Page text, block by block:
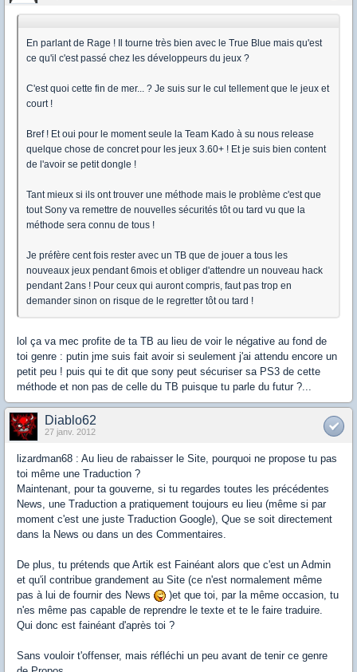
En parlant de Rage ! Il tourne très bien avec le True Blue mais qu'est
ce qu'il c'est passé chez les développeurs du jeux ?
C'est quoi cette fin de mer... ? Je suis sur le cul tellement que le jeux et
court !
Bref ! Et oui pour le moment seule la Team Kado à su nous release
quelque chose de concret pour les jeux 3.60+ ! Et je suis bien content
de l'avoir se petit dongle !
Tant mieux si ils ont trouver une méthode mais le problème c'est que
tout Sony va remettre de nouvelles sécurités tôt ou tard vu que la
méthode sera connu de tous !
Je préfère cent fois rester avec un TB que de jouer a tous les
nouveaux jeux pendant 6mois et obliger d'attendre un nouveau hack
pendant 2ans ! Pour ceux qui auront compris, faut pas trop en
demander sinon on risque de le regretter tôt ou tard !
lol ça va mec profite de ta TB au lieu de voir le négative au fond de
toi genre : putin jme suis fait avoir si seulement j'ai attendu encore un
petit peu ! puis qui te dit que sony peut sécuriser sa PS3 de cette
méthode et non pas de celle du TB puisque tu parle du futur ?...
Diablo62
27 janv. 2012
lizardman68 : Au lieu de rabaisser le Site, pourquoi ne propose tu pas
toi même une Traduction ?
Maintenant, pour ta gouverne, si tu regardes toutes les précédentes
News, une Traduction a pratiquement toujours eu lieu (même si par
moment c'est une juste Traduction Google), Que se soit directement
dans la News ou dans un des Commentaires.
De plus, tu prétends que Artik est Fainéant alors que c'est un Admin
et qu'il contribue grandement au Site (ce n'est normalement même
pas à lui de fournir des News
)et que toi, par la même occasion, tu
n'es même pas capable de reprendre le texte et te le faire traduire.
Qui donc est fainéant d'après toi ?
Sans vouloir t'offenser, mais réfléchi un peu avant de tenir ce genre